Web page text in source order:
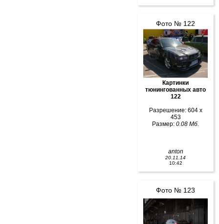
Фото № 122
Картинки
тюнингованных авто
122
Разрешение: 604 x
453
Размер: 0.08 Мб.
anton
20.11.14
10:42
Фото № 123